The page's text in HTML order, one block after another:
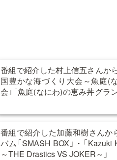
番組で紹介した村上信五さんか
国豊かな海づくり大会～魚庭(
会」「魚庭(なにわ)の恵み丼グラ
番組で紹介した加藤和樹さんか
バム「SMASH BOX」・「
～THE Drastics VS JOKER～」